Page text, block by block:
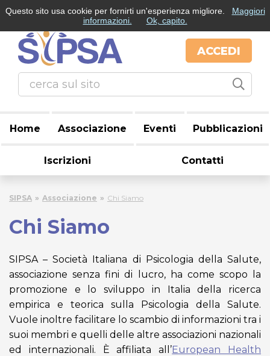
ACCEDI
Home Associazione Eventi Pubblicazioni
Iscrizioni Contatti
SIPSA Associazione Chi Siamo
Chi Siamo
SIPSA – Società Italiana di Psicologia della Salute,
associazione senza fini di lucro, ha come scopo la
promozione e lo sviluppo in Italia della ricerca
empirica e teorica sulla Psicologia della Salute.
Vuole inoltre facilitare lo scambio di informazioni tra i
suoi membri e quelli delle altre associazioni nazionali
ed internazionali. È affiliata all’European Health
Questo sito usa cookie per fornirti un'esperienza migliore.
Maggiori
informazioni.
Ok, capito.